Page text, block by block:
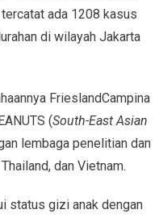
ada 1208 kasus
di wilayah Jakarta
FrieslandCampina
(South-East Asian
lembaga penelitian dan
dan Vietnam.
status gizi anak dengan